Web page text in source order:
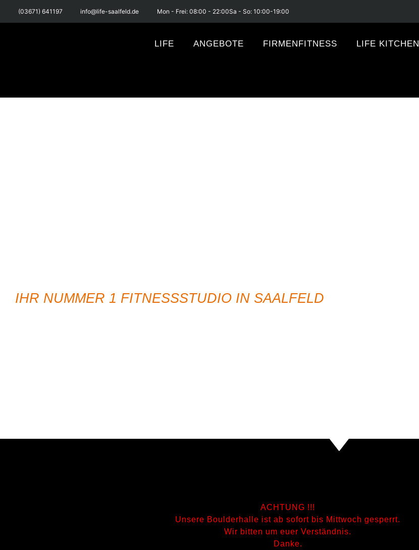
(03671) 641197 info@life-saalfeld.de Mon - Frei: 08:00 - 22:00Sa - So: 10:00-19:00
LIFE ANGEBOTE FIRMENFITNESS LIFE KITCHEN
IHR NUMMER 1 FITNESSSTUDIO IN SAALFELD
ACHTUNG !!!
Unsere Boulderhalle ist ab sofort bis Mittwoch gesperrt.
Wir bitten um euer Verständnis.
Danke.